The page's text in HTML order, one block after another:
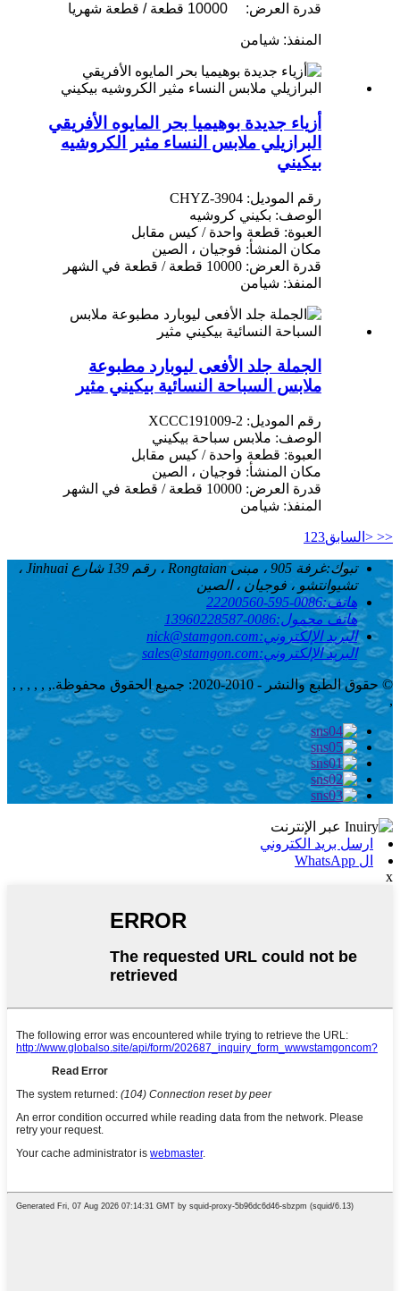
قدرة العرض: 10000 قطعة / قطعة شهريا
المنفذ: شيامن
أزياء جديدة بوهيميا بحر المايوه الأفريقي
البرازيلي ملابس النساء مثير الكروشيه
بيكيني
رقم الموديل: CHYZ-3904
الوصف: بكيني كروشيه
العبوة: قطعة واحدة / كيس مقابل
مكان المنشأ: فوجيان ، الصين
قدرة العرض: 10000 قطعة / قطعة في الشهر
المنفذ: شيامن
الجملة جلد الأفعى ليوبارد مطبوعة
ملابس السباحة النسائية بيكيني مثير
رقم الموديل: XCCC191009-2
الوصف: ملابس سباحة بيكيني
العبوة: قطعة واحدة / كيس مقابل
مكان المنشأ: فوجيان ، الصين
قدرة العرض: 10000 قطعة / قطعة في الشهر
المنفذ: شيامن
<< <السابق 1 23
تبوك:
غرفة 905 ، مبنى Rongtaian ، رقم 139 شارع Jinhuai ،
تشيوانتشو ، فوجيان ، الصين
هاتف:0086-595-22200560
هاتف محمول:0086-13960228587
البريد الإلكتروني:nick@stamgon.com
البريد الإلكتروني:sales@stamgon.com
© حقوق الطبع والنشر - 2010-2020: جميع الحقوق محفوظة.
, , , , , ,
,
ارسل بريد الكتروني
ال WhatsApp
x